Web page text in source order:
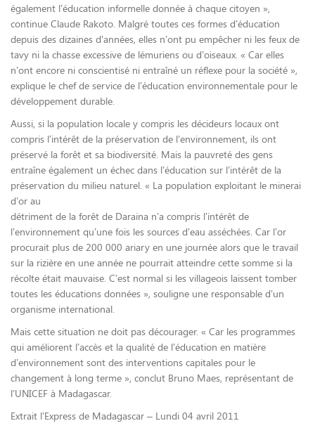
également l’éducation informelle donnée à chaque citoyen »,
continue Claude Rakoto. Malgré toutes ces formes d’éducation
depuis des dizaines d’années, elles n’ont pu empêcher ni les feux de
tavy ni la chasse excessive de lémuriens ou d’oiseaux. « Car elles
n’ont encore ni conscientisé ni entraîné un réflexe pour la société »,
explique le chef de service de l’éducation environnementale pour le
développement durable.
Aussi, si la population locale y compris les décideurs locaux ont
compris l’intérêt de la préservation de l’environnement, ils ont
préservé la forêt et sa biodiversité. Mais la pauvreté des gens
entraîne également un échec dans l’éducation sur l’intérêt de la
préservation du milieu naturel. « La population exploitant le minerai
d’or au
détriment de la forêt de Daraina n’a compris l’intérêt de
l’environnement qu’une fois les sources d’eau asséchées. Car l’or
procurait plus de 200 000 ariary en une journée alors que le travail
sur la rizière en une année ne pourrait atteindre cette somme si la
récolte était mauvaise. C’est normal si les villageois laissent tomber
toutes les éducations données », souligne une responsable d’un
organisme international.
Mais cette situation ne doit pas décourager. « Car les programmes
qui améliorent l’accès et la qualité de l’éducation en matière
d’environnement sont des interventions capitales pour le
changement à long terme », conclut Bruno Maes, représentant de
l’UNICEF à Madagascar.
Extrait l’Express de Madagascar – Lundi 04 avril 2011